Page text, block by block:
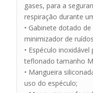
gases, para a
respiração durante
• Gabinete dotado
minimizador de
• Espéculo
teflonado tamanho
• Mangueira
uso do espéculo;